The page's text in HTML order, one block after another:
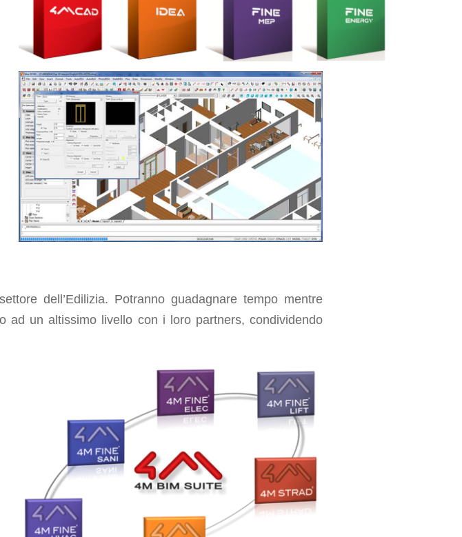
dell’Edilizia. Potranno guadagnare tempo mentre
ad un altissimo livello con i loro partners, condividendo